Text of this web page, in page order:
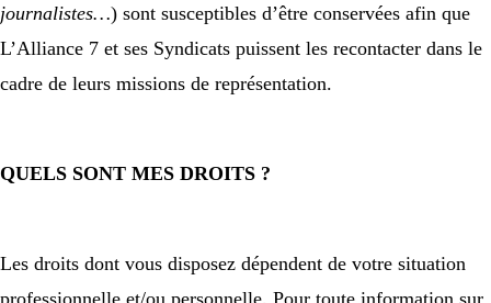
journalistes…) sont susceptibles d’être conservées afin que
L’Alliance 7 et ses Syndicats puissent les recontacter dans le
cadre de leurs missions de représentation.
QUELS SONT MES DROITS ?
Les droits dont vous disposez dépendent de votre situation
professionnelle et/ou personnelle. Pour toute information sur